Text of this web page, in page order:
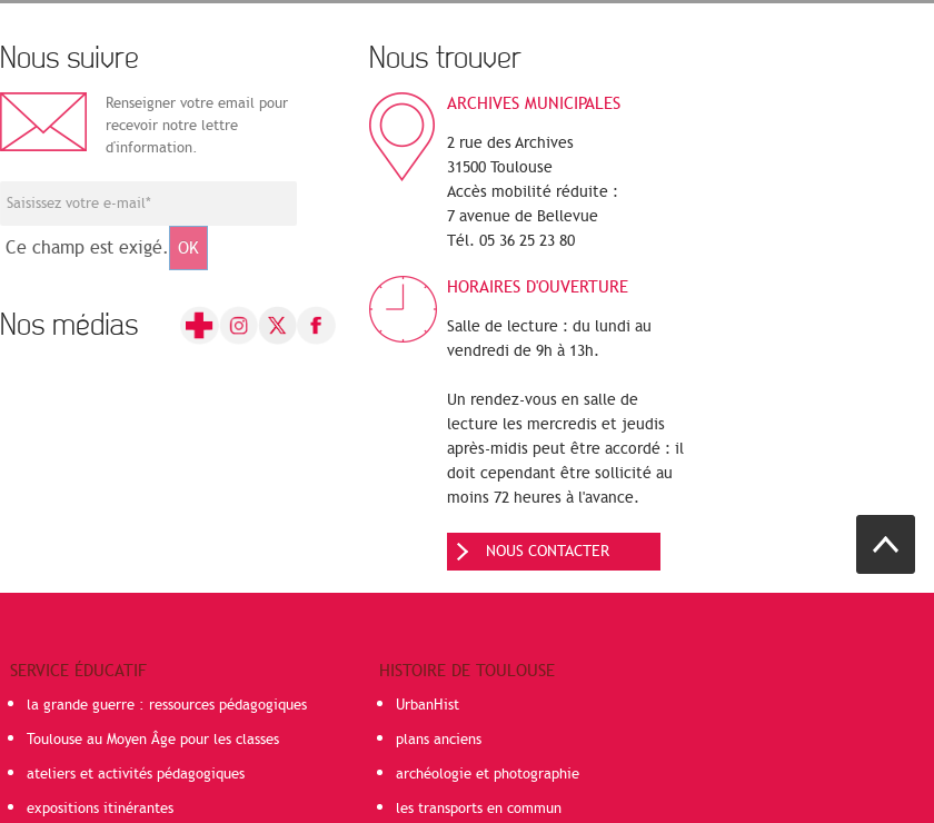
Nous suivre
Renseigner votre email pour
recevoir notre lettre
d'information.
Ce champ est exigé. OK
Nos médias
Nous trouver
ARCHIVES MUNICIPALES
2 rue des Archives
31500 Toulouse
Accès mobilité réduite :
7 avenue de Bellevue
Tél. 05 36 25 23 80
HORAIRES D'OUVERTURE
Salle de lecture : du lundi au
vendredi de 9h à 13h.
Un rendez-vous en salle de
lecture les mercredis et jeudis
après-midis peut être accordé : il
doit cependant être sollicité au
moins 72 heures à l'avance.
NOUS CONTACTER
SERVICE ÉDUCATIF
la grande guerre : ressources pédagogiques
Toulouse au Moyen Âge pour les classes
ateliers et activités pédagogiques
expositions itinérantes
HISTOIRE DE TOULOUSE
UrbanHist
plans anciens
archéologie et photographie
les transports en commun